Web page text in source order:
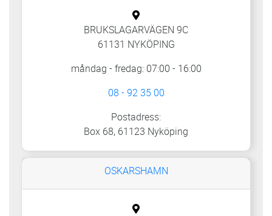
BRUKSLAGARVÄGEN 9C
61131 NYKÖPING
måndag - fredag: 07:00 - 16:00
08 - 92 35 00
Postadress:
Box 68, 61123 Nyköping
OSKARSHAMN